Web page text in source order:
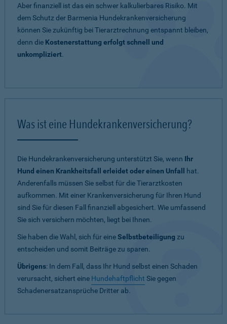
Aber finanziell ist das ein schwer kalkulierbares Risiko. Mit
dem Schutz der Barmenia Hundekrankenversicherung
können Sie zukünftig bei Tierarztrechnung entspannt bleiben,
denn die Kostenerstattung erfolgt schnell und
unkompliziert.
Was ist eine Hundekrankenversicherung?
Die Hundekrankenversicherung unterstützt Sie, wenn Ihr
Hund einen Krankheitsfall erleidet oder einen Unfall
hat.
Anderenfalls müssen Sie selbst für die Tierarztkosten
aufkommen. Mit einer Krankenversicherung für Ihren Hund
sind Sie für diesen Fall finanziell abgesichert. Wie umfassend
Sie sich versichern möchten, liegt bei Ihnen.
Sie haben die Wahl, sich für eineSelbstbeteiligung zu
entscheiden und somit Beiträge zu sparen.
Übrigens: In dem Fall, dass Ihr Hund selbst einen Schaden
verursacht, sichert eine Hundehaftpflicht Sie gegen
Schadenersatzansprüche Dritter ab.